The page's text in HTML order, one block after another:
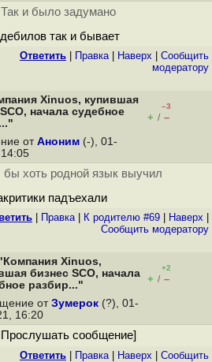
и было задумано
так и бывает
Ответить Правка| Наверх
Cообщить
модератору
Xinuos, купившая
начала судебное
–3
+ / –
от Аноним (-), 01-
бы хоть родной язык выучил
падъехали
Правка| К родителю #69 Наверх
Cообщить модератору
Xinuos,
бизнес SCO, начала
разбир..."
+2
+ / –
от Зумерок (?), 01-
16:20
сообщение]
Ответить Правка| Наверх
Cообщить